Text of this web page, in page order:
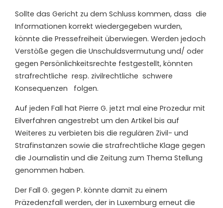
Sollte das Gericht zu dem Schluss kommen, dass die
Informationen korrekt wiedergegeben wurden,
könnte die Pressefreiheit überwiegen. Werden jedoch
Verstöße gegen die Unschuldsvermutung und/ oder
gegen Persönlichkeitsrechte festgestellt, könnten
strafrechtliche resp. zivilrechtliche schwere
Konsequenzen
folgen.
Auf jeden Fall hat Pierre G. jetzt mal eine Prozedur mit
Eilverfahren angestrebt um den Artikel bis auf
Weiteres zu verbieten bis die regulären Zivil- und
Strafinstanzen sowie die strafrechtliche Klage gegen
die Journalistin und die Zeitung zum Thema Stellung
genommen haben.
Der Fall G. gegen P. könnte damit zu einem
Präzedenzfall werden, der in Luxemburg erneut die